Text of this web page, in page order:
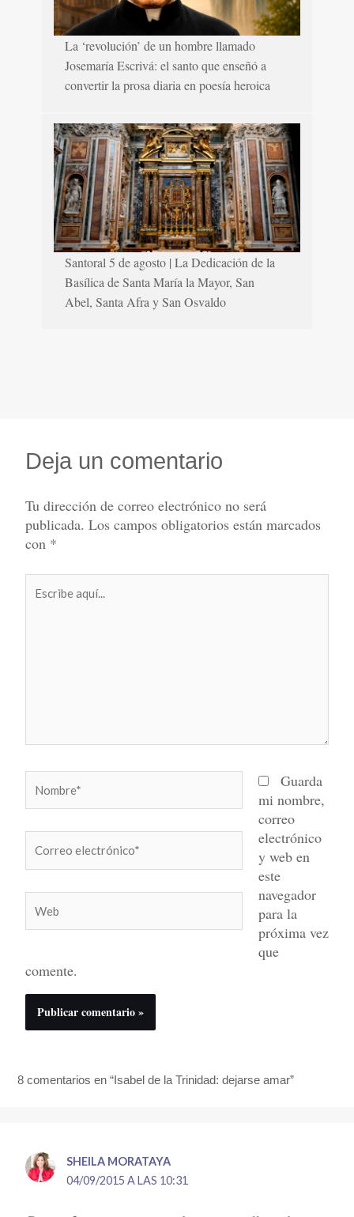
La ‘revolución’ de un hombre llamado
Josemaría Escrivá: el santo que enseñó a
convertir la prosa diaria en poesía heroica
Santoral 5 de agosto | La Dedicación de la
Basílica de Santa María la Mayor, San
Abel, Santa Afra y San Osvaldo
Deja un comentario
Tu dirección de correo electrónico no será
publicada. Los campos obligatorios están marcados
con *
aquí...
electrónico*
Guarda
mi nombre,
correo
electrónico
y web en
este
navegador
para la
próxima vez
que
comente.
8 comentarios en “Isabel de la Trinidad: dejarse amar”
SHEILA MORATAYA
04/09/2015 A LAS 10:31